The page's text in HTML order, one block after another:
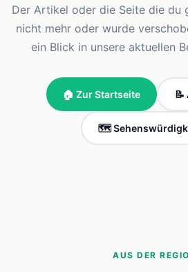
Der Artikel oder die Seite die du
nicht mehr oder wurde
ein Blick in unsere aktuellen
🏠 Zur Startseite 📝
🗺️
AUS DER